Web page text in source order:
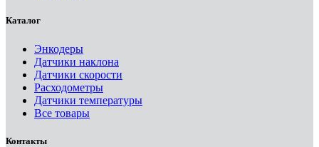
Каталог
Энкодеры
Датчики наклона
Датчики скорости
Расходометры
Датчики температуры
Все товары
Контакты